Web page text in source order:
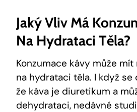
Jaký Vliv Má
Na Hydrataci Těla?
Konzumace kávy může
na hydrataci těla. I když se
že káva je diuretikum a
dehydrataci, nedávné